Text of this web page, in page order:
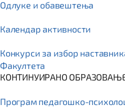
Одлуке и обавештења
Календар активности
Конкурси за избор
Факултета
КОНТИНУИРАНО
Програм пeдагошко-